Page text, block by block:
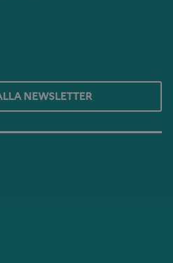
NEWSLETTER